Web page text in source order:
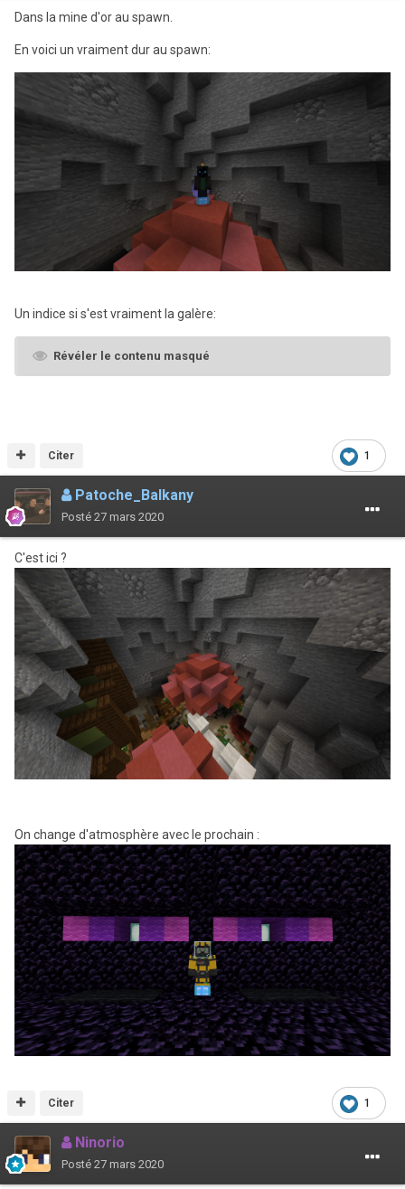
Dans la mine d'or au spawn.
En voici un vraiment dur au spawn:
Un indice si s'est vraiment la galère:
Révéler le contenu masqué
1
Citer
Patoche_Balkany
Posté 27 mars 2020
C'est ici ?
On change d'atmosphère avec le prochain :
1
Citer
Ninorio
Posté 27 mars 2020